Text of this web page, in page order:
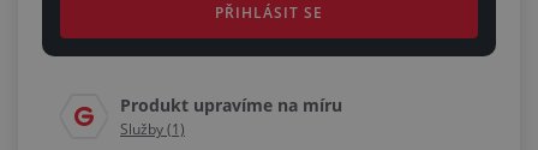
PŘIHLÁSIT SE
Produkt upravíme na míru
Služby (1)